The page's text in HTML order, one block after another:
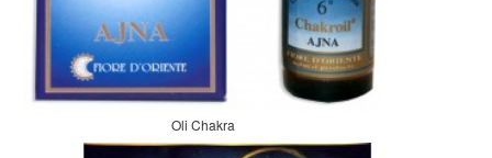
Oli Chakra